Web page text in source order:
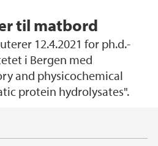
til matbord
12.4.2021 for ph.d.-
i Bergen med
and physicochemical
protein hydrolysates".